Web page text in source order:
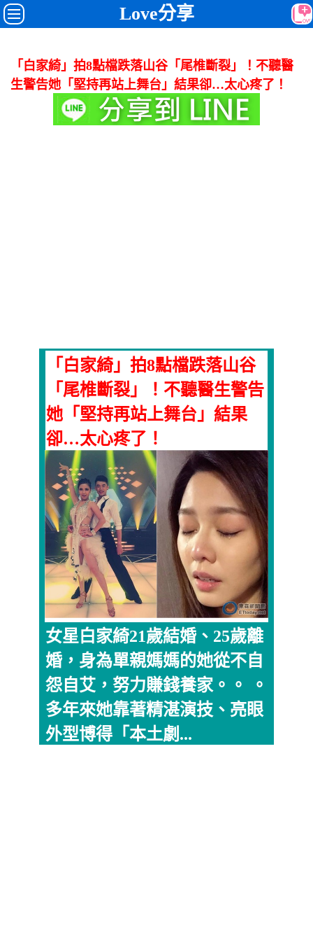
Love分享
「白家綺」拍8點檔跌落山谷「尾椎斷裂」！不聽醫
生警告她「堅持再站上舞台」結果卻…太心疼了！
「白家綺」拍8點檔跌落山谷
「尾椎斷裂」！不聽醫生警告
她「堅持再站上舞台」結果
卻…太心疼了！
女星白家綺21歲結婚、25歲離
婚，身為單親媽媽的她從不自
怨自艾，努力賺錢養家。。 。
多年來她靠著精湛演技、亮眼
外型博得「本土劇...